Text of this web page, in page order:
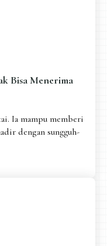
Bisa Menerima
Ia mampu memberi
dengan sungguh-